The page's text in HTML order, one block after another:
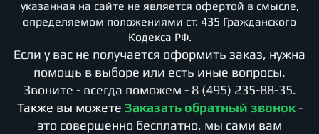
указанная на сайте не является офертой в смысле,
определяемом положениями ст. 435 Гражданского
Кодекса РФ.
Если у вас не получается оформить заказ, нужна
помощь в выборе или есть иные вопросы.
Звоните - всегда поможем - 8 (495) 235-88-35.
Также вы можете Заказать обратный звонок -
это совершенно бесплатно, мы сами вам